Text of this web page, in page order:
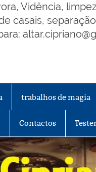
Vidência,
casais,
trabalhos de magia
Contactos